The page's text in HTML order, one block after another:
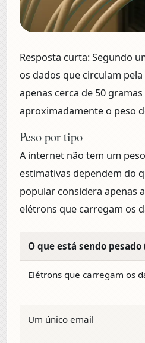
Resposta curta:Segundo
os dados que circulam
apenas cerca de 50 gramas
aproximadamente o peso
Peso por tipo
A internet não tem um
estimativas dependem do
popular considera apenas
elétrons que carregam os
O que está sendo pesado
Elétrons que carregam os
Um único email